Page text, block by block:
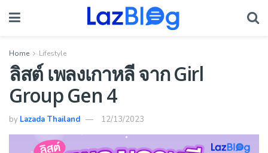
Home Lifestyle
ลิสต์ เพลงเกาหลี จาก Girl
Group Gen 4
by Lazada Thailand 12/13/2023